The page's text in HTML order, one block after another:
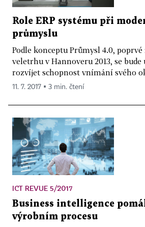
Role ERP systému při
průmyslu
Podle konceptu Průmysl 4.0,
veletrhu v Hannoveru 2013, se
rozvíjet schopnost vnímání svého
11. 7. 2017 ▪ 3 min. čtení
ICT REVUE 5/2017
Business intelligence
výrobním procesu